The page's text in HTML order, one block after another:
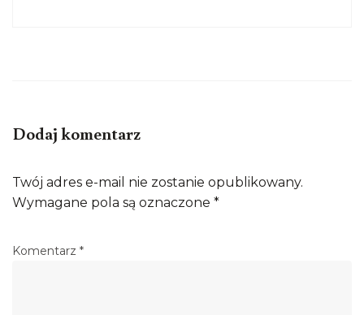
Dodaj komentarz
Twój adres e-mail nie zostanie opublikowany.
Wymagane pola są oznaczone *
Komentarz *